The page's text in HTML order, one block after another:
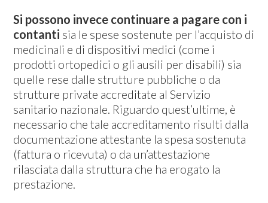
Si possono invece continuare a pagare con i
contanti sia le spese sostenute per l’acquisto di
medicinali e di dispositivi medici (come i
prodotti ortopedici o gli ausili per disabili) sia
quelle rese dalle strutture pubbliche o da
strutture private accreditate al Servizio
sanitario nazionale. Riguardo quest’ultime, è
necessario che tale accreditamento risulti dalla
documentazione attestante la spesa sostenuta
(fattura o ricevuta) o da un’attestazione
rilasciata dalla struttura che ha erogato la
prestazione.